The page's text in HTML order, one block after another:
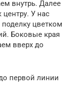
внутрь. Далее
центру. У нас
цветком
Боковые края
вверх до
первой линии